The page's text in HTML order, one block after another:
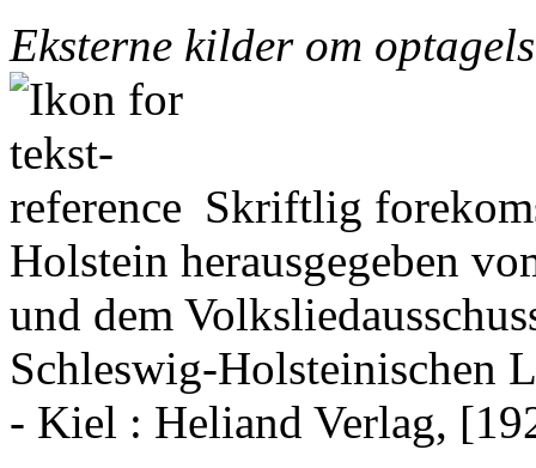
Eksterne kilder om
Skriftlig
Holstein herausgegeben
und dem
Schleswig-Holsteinischen
- Kiel : Heliand Verlag,